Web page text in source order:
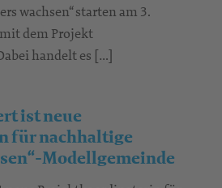
wachsen“ starten am 3.
dem Projekt
handelt es […]
ist neue
für nachhaltige
Modellgemeinde